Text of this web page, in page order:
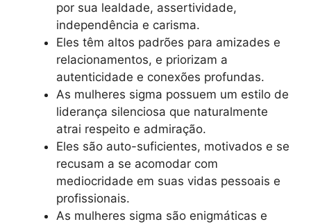
por sua lealdade, assertividade,
independência e carisma.
Eles têm altos padrões para amizades e
relacionamentos, e priorizam a
autenticidade e conexões profundas.
As mulheres sigma possuem um estilo de
liderança silenciosa que naturalmente
atrai respeito e admiração.
Eles são auto-suficientes, motivados e se
recusam a se acomodar com
mediocridade em suas vidas pessoais e
profissionais.
As mulheres sigma são enigmáticas e